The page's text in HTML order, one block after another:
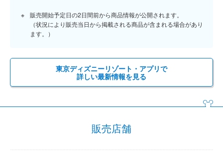
販売開始予定日の2日間前から商品情報が公開されます。
（状況により販売当日から掲載される商品が含まれる場合があり
ます。）
東京ディズニーリゾート・アプリで
詳しい最新情報を見る
販売店舗